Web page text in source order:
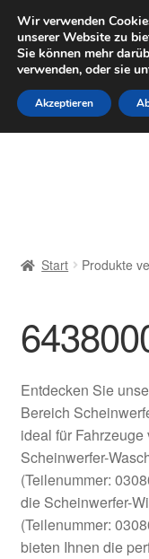
Mo–Fr
Zur
Navigation
springen
Zum
Inhalt
springen
Datenschutz-
Impressum
Kasse
Kontakt
Lieferung
Start Produkte
Entdecken Sie
Bereich
ideal für
Scheinwerfer-
(Teilenummer:
die Scheinwerfer-
(Teilenummer:
bieten Ihnen die
Wir verwenden
unserer Website zu
Sie können mehr
verwenden, oder sie
Akzeptieren